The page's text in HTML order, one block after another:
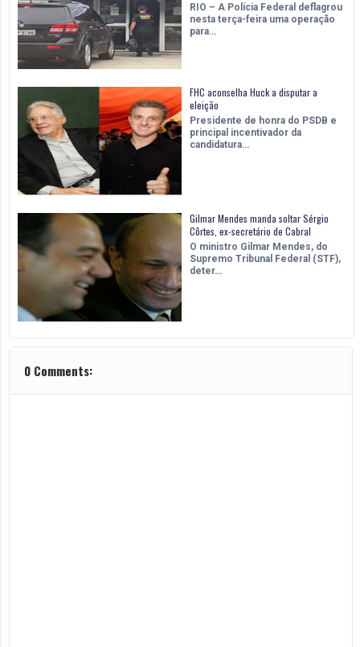
RIO – A Polícia Federal deflagrou
nesta terça-feira uma operação
para…
FHC aconselha Huck a disputar a
eleição
Presidente de honra do PSDB e
principal incentivador da
candidatura…
Gilmar Mendes manda soltar Sérgio
Côrtes, ex-secretário de Cabral
O ministro Gilmar Mendes, do
Supremo Tribunal Federal (STF),
deter…
0 Comments: